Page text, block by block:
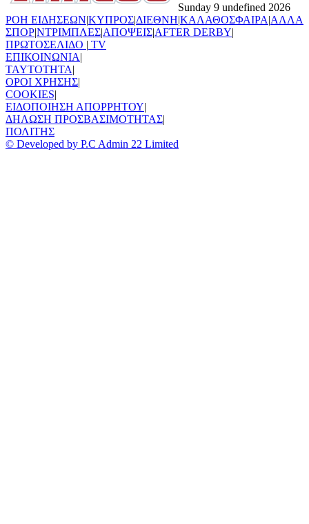
Sunday 9 undefined 2026
ΡΟΗ ΕΙΔΗΣΕΩΝ|ΚΥΠΡΟΣ|ΔΙΕΘΝΗ|ΚΑΛΑΘΟΣΦΑΙΡΑ|ΑΛΛΑ
ΣΠΟΡ|ΝΤΡΙΜΠΛΕΣ|ΑΠΟΨΕΙΣ|AFTER DERBY|
ΠΡΩΤΟΣΕΛΙΔΟ | TV
ΕΠΙΚΟΙΝΩΝΙΑ|
TAYTOTHTA|
ΟΡΟΙ ΧΡΗΣΗΣ|
COOKIES|
ΕΙΔΟΠΟΙΗΣΗ ΑΠΟΡΡΗΤΟΥ|
ΔΗΛΩΣΗ ΠΡΟΣΒΑΣΙΜΟΤΗΤΑΣ|
ΠΟΛΙΤΗΣ
© Developed by P.C Admin 22 Limited